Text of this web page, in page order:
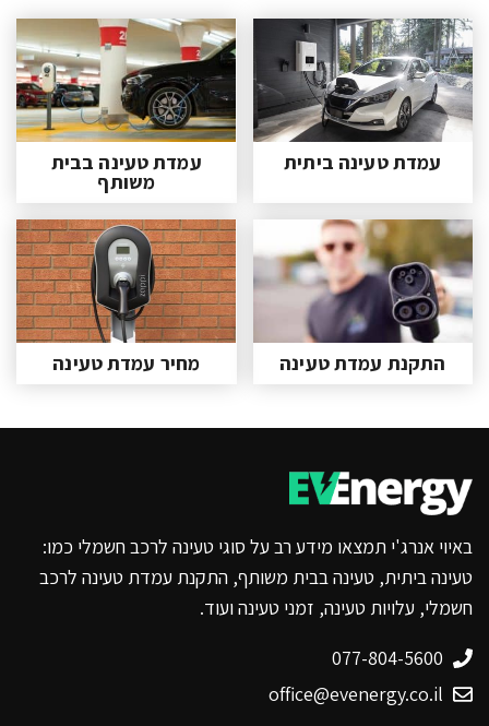
עמדת טעינה ביתית עמדת טעינה בבית
משותף
התקנת עמדת טעינה מחיר עמדת טעינה
באיוי אנרג'י תמצאו מידע רב על סוגי טעינה לרכב חשמלי כמו:
טעינה ביתית, טעינה בבית משותף, התקנת עמדת טעינה לרכב
חשמלי, עלויות טעינה, זמני טעינה ועוד.
077-804-5600
office@evenergy.co.il